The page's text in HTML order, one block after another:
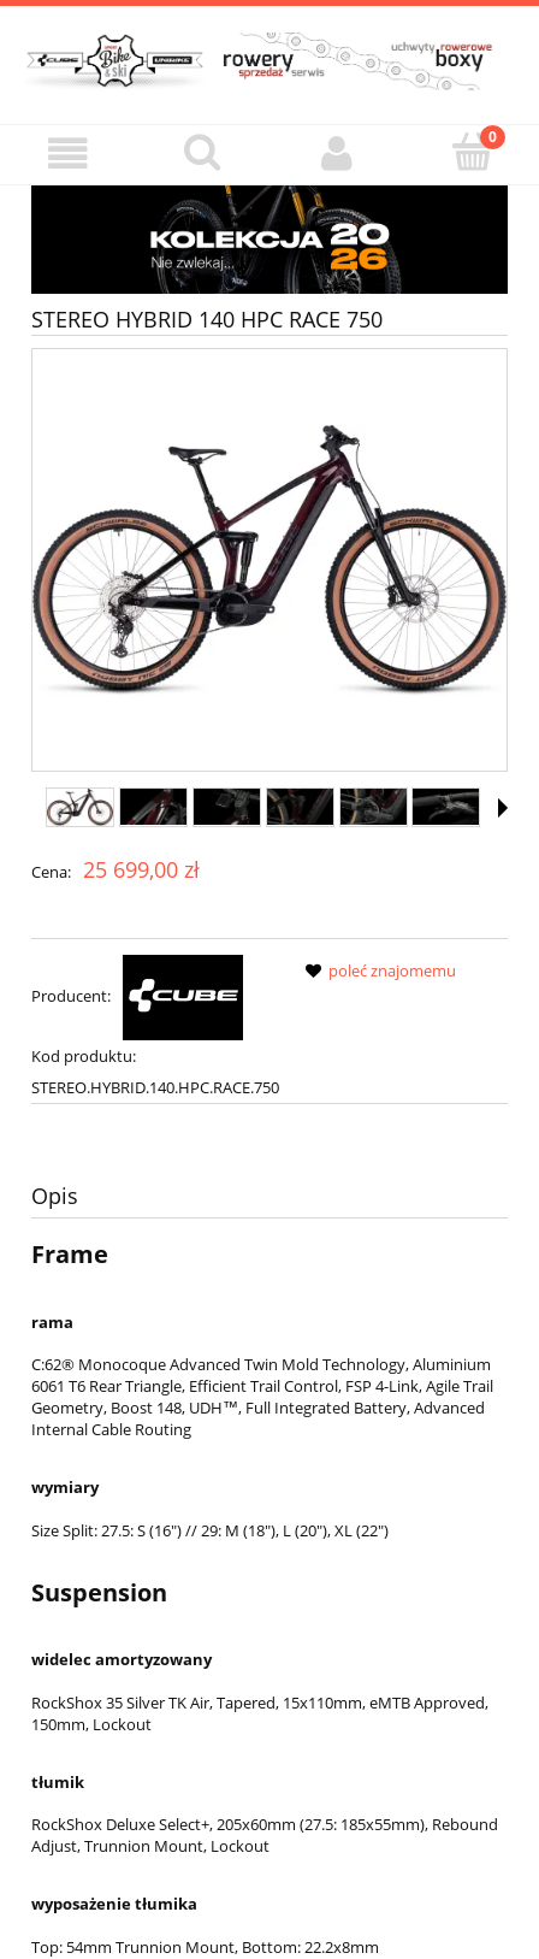
STEREO HYBRID 140 HPC RACE 750
Cena: 25 699,00 zł
Producent:
Kod produktu:
STEREO.HYBRID.140.HPC.RACE.750
poleć znajomemu
Opis
Frame
rama
C:62® Monocoque Advanced Twin Mold Technology, Aluminium
6061 T6 Rear Triangle, Efficient Trail Control, FSP 4-Link, Agile Trail
Geometry, Boost 148, UDH™, Full Integrated Battery, Advanced
Internal Cable Routing
wymiary
Size Split: 27.5: S (16") // 29: M (18"), L (20"), XL (22")
Suspension
widelec amortyzowany
RockShox 35 Silver TK Air, Tapered, 15x110mm, eMTB Approved,
150mm, Lockout
tłumik
RockShox Deluxe Select+, 205x60mm (27.5: 185x55mm), Rebound
Adjust, Trunnion Mount, Lockout
wyposażenie tłumika
Top: 54mm Trunnion Mount, Bottom: 22.2x8mm